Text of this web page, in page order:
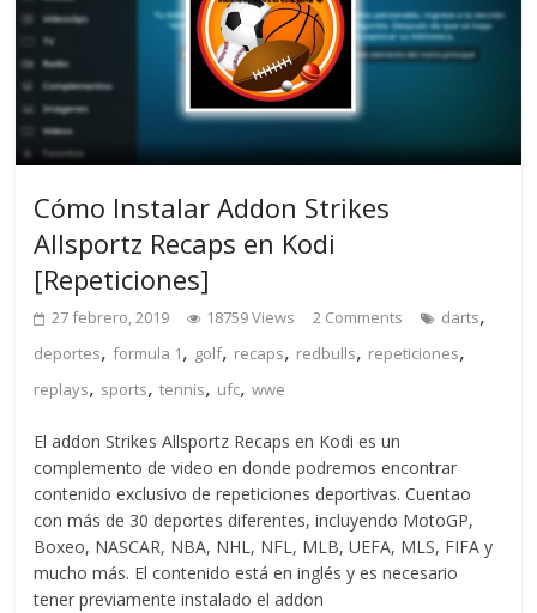
Cómo Instalar Addon Strikes
Allsportz Recaps en Kodi
[Repeticiones]
27 febrero, 2019 18759 Views 2 Comments darts,
deportes,formula 1, golf, recaps, redbulls, repeticiones,
replays, sports,tennis, ufc,wwe
El addon Strikes Allsportz Recaps en Kodi es un
complemento de video en donde podremos encontrar
contenido exclusivo de repeticiones deportivas. Cuentao
con más de 30 deportes diferentes, incluyendo MotoGP,
Boxeo, NASCAR, NBA, NHL, NFL, MLB, UEFA, MLS, FIFA y
mucho más. El contenido está en inglés y es necesario
tener previamente instalado el addon